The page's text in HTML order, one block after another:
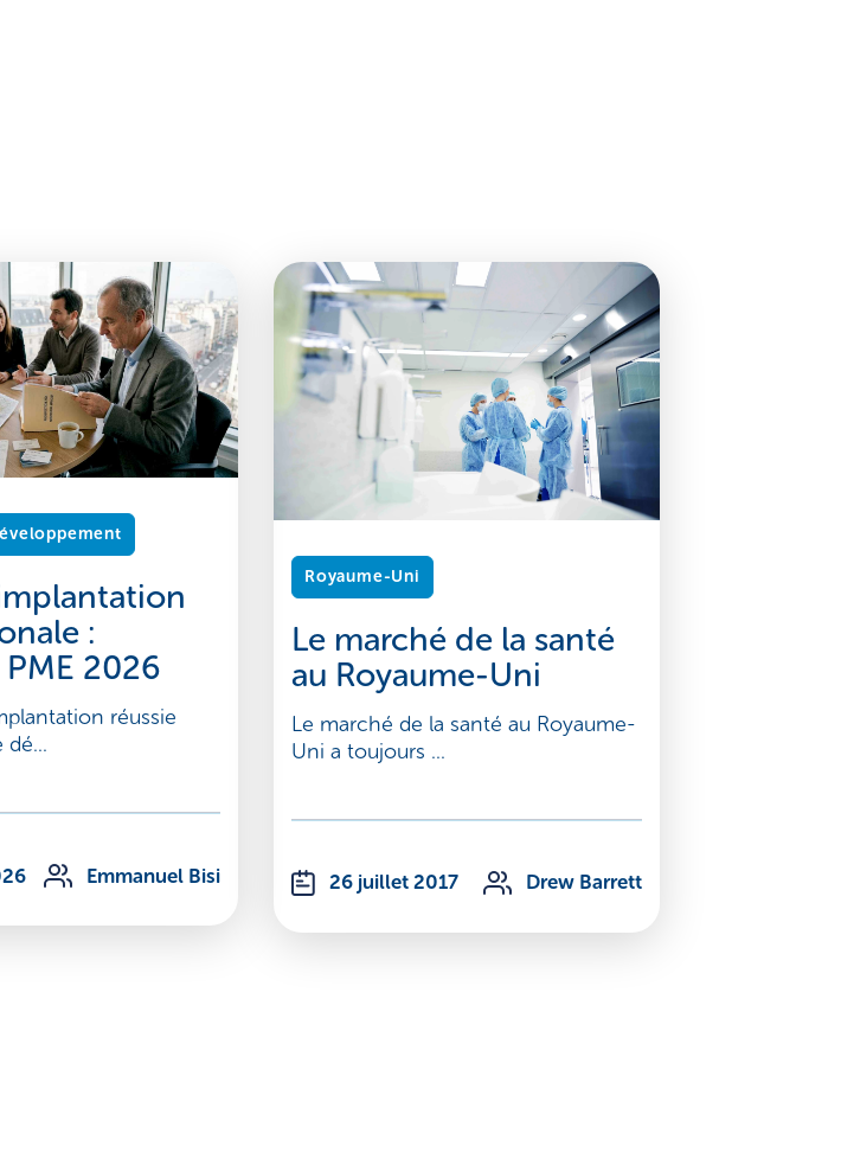
:
2026
réussie
dé...
Emmanuel Bisi
Royaume-Uni
Le marché de la santé
au Royaume-Uni
Le marché de la santé au Royaume-
Uni a toujours ...
26 juillet 2017 Drew Barrett